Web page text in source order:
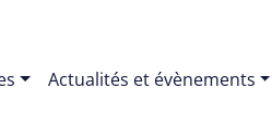
Actualités et évènements